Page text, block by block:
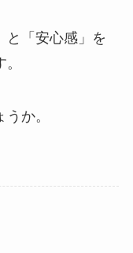
と「安心感」を
か。